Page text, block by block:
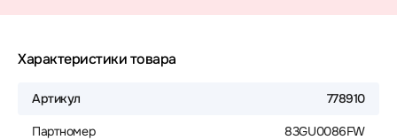
Характеристики товара
Артикул 778910
Партномер 83GU0086FW